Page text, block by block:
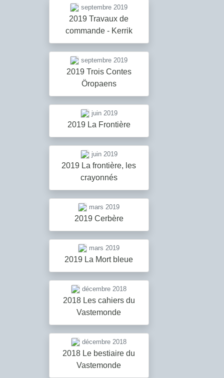
septembre 2019
2019 Travaux de
commande - Kerrik
septembre 2019
2019 Trois Contes
Öropaens
juin 2019
2019 La Frontière
juin 2019
2019 La frontière, les
crayonnés
mars 2019
2019 Cerbère
mars 2019
2019 La Mort bleue
décembre 2018
2018 Les cahiers du
Vastemonde
décembre 2018
2018 Le bestiaire du
Vastemonde